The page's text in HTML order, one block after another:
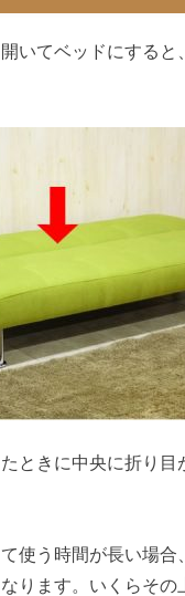
いてベッドにする
ときに中央に折り
使う時間が長い場
ります。いくらその